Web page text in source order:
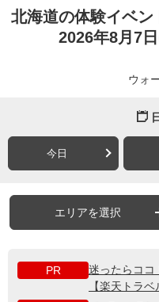
北海道の体験イベン
2026年8月7
ウォ
今日
エリアを選択
PR
迷ったらココ
【楽天トラベ